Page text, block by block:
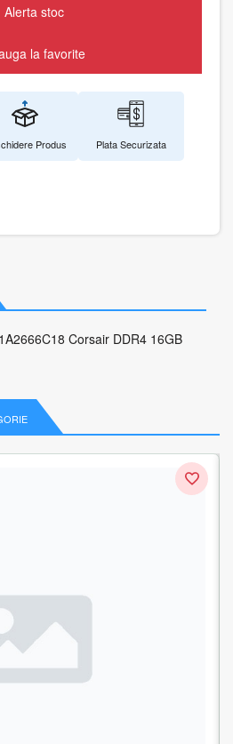
Alerta stoc
la favorite
Produs Plata Securizata
Corsair DDR4 16GB